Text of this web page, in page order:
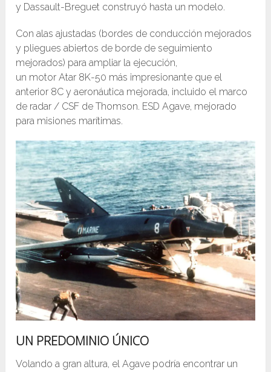
y Dassault-Breguet construyó hasta un modelo.
Con alas ajustadas (bordes de conducción mejorados
y pliegues abiertos de borde de seguimiento
mejorados) para ampliar la ejecución,
un motor Atar 8K-50 más impresionante que el
anterior 8C y aeronáutica mejorada, incluido el marco
de radar / CSF de Thomson. ESD Agave, mejorado
para misiones marítimas.
UN PREDOMINIO ÚNICO
Volando a gran altura, el Agave podría encontrar un